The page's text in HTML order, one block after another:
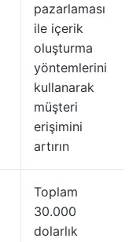
pazarlaması
ile içerik
oluşturma
yöntemlerini
kullanarak
müşteri
erişimini
artırın
Toplam
30.000
dolarlık